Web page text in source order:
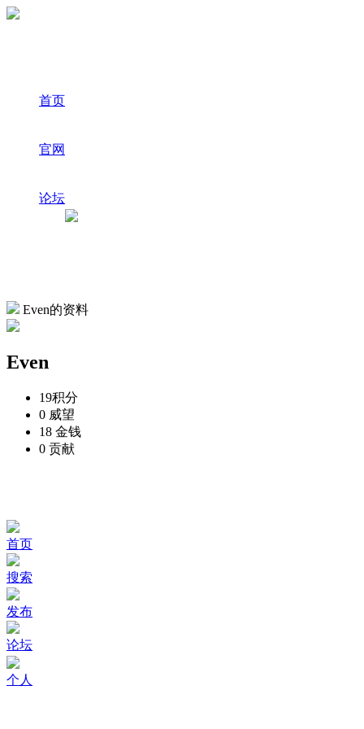
首页
官网
论坛
Even的资料
Even
19积分
0 威望
18 金钱
0 贡献
首页
搜索
发布
论坛
个人